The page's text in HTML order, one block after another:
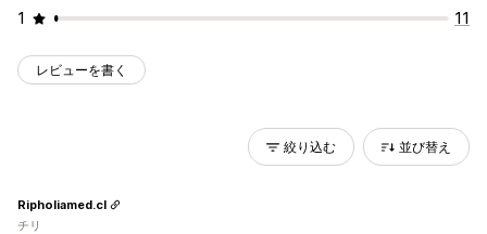
1
11
レビューを書く
絞り込む 並び替え
Ripholiamed.cl
チリ